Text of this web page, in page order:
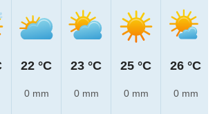
22 °C
0 mm
23 °C
0 mm
25 °C
0 mm
26 °C
0 mm